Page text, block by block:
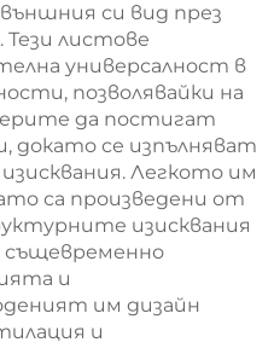
си вид през
листове
универсалност в
позволявайки на
да постигат
докато се изпълняват
Легкото им
са произведени от
изисквания
същевременно
и
им дизайн
и